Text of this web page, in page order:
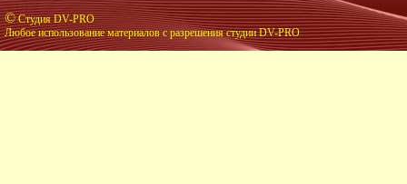
©Студия DV-PRO
Любое использование материалов с разрешения студии DV-PRO